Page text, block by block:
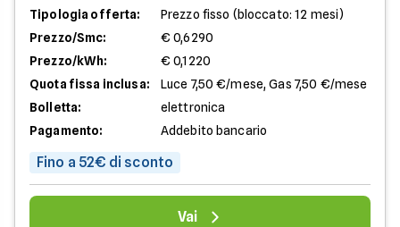
Tipologia offerta:
Prezzo fisso (bloccato: 12 mesi)
Prezzo/Smc:
€ 0,6290
Prezzo/kWh:
€ 0,1220
Quota fissa inclusa:
Luce 7,50 €/mese, Gas 7,50 €/mese
Bolletta:
elettronica
Pagamento:
Addebito bancario
Fino a 52€ di sconto
Vai